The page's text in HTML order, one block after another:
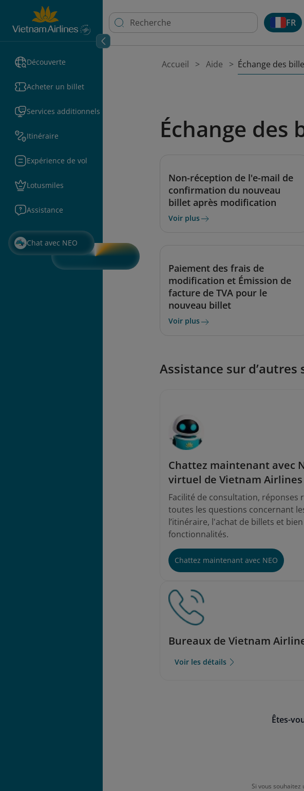
Découverte
Acheter un billet
Services additionnels
Itinéraire
Expérience de vol
Lotusmiles
Assistance
Chat avec NEO
FR
Accueil Aide Échange des
Échange des
Non-réception de l'e-mail de
confirmation du nouveau
billet après modification
Voir plus
Paiement des frais de
modification et Émission de
facture de TVA pour le
nouveau billet
Voir plus
Assistance sur d’autres
Chattez maintenant avec
virtuel de Vietnam Airlines
Facilité de consultation, réponses
toutes les questions concernant
l’itinéraire, l'achat de billets et
fonctionnalités.
Chattez maintenant avec NEO
Bureaux de Vietnam
Voir les détails
Êtes-
Si vous